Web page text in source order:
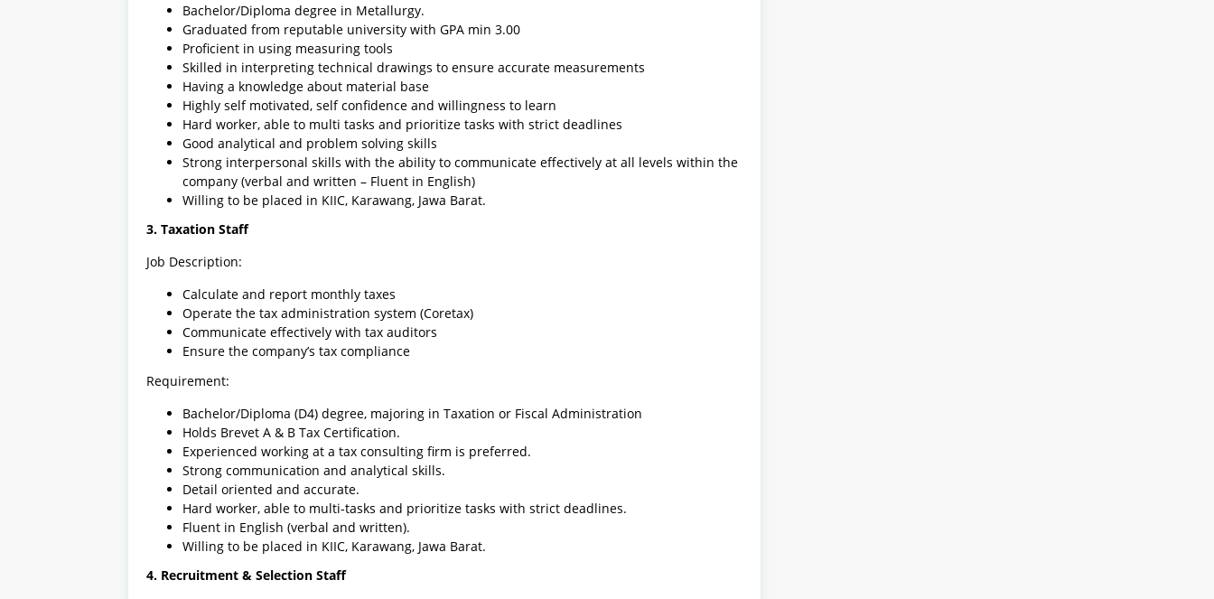
Bachelor/Diploma degree in Metallurgy.
Graduated from reputable university with GPA min 3.00
Proficient in using measuring tools
Skilled in interpreting technical drawings to ensure accurate measurements
Having a knowledge about material base
Highly self motivated, self confidence and willingness to learn
Hard worker, able to multi tasks and prioritize tasks with strict deadlines
Good analytical and problem solving skills
Strong interpersonal skills with the ability to communicate effectively at all levels within the
company (verbal and written – Fluent in English)
Willing to be placed in KIIC, Karawang, Jawa Barat.
3. Taxation Staff
Job Description:
Calculate and report monthly taxes
Operate the tax administration system (Coretax)
Communicate effectively with tax auditors
Ensure the company’s tax compliance
Requirement:
Bachelor/Diploma (D4) degree, majoring in Taxation or Fiscal Administration
Holds Brevet A & B Tax Certification.
Experienced working at a tax consulting firm is preferred.
Strong communication and analytical skills.
Detail oriented and accurate.
Hard worker, able to multi-tasks and prioritize tasks with strict deadlines.
Fluent in English (verbal and written).
Willing to be placed in KIIC, Karawang, Jawa Barat.
4. Recruitment & Selection Staff